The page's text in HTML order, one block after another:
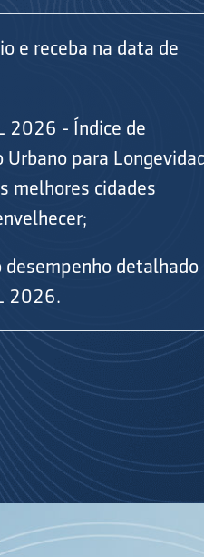
e receba na data de
2026 - Índice de
Urbano para
melhores cidades
desempenho detalhado
2026.